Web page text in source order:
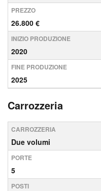
PREZZO
26.800 €
INIZIO PRODUZIONE
2020
FINE PRODUZIONE
2025
Carrozzeria
CARROZZERIA
Due volumi
PORTE
5
POSTI